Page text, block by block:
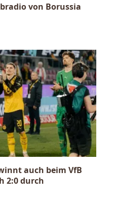
von Borussia
auch beim VfB
2:0 durch